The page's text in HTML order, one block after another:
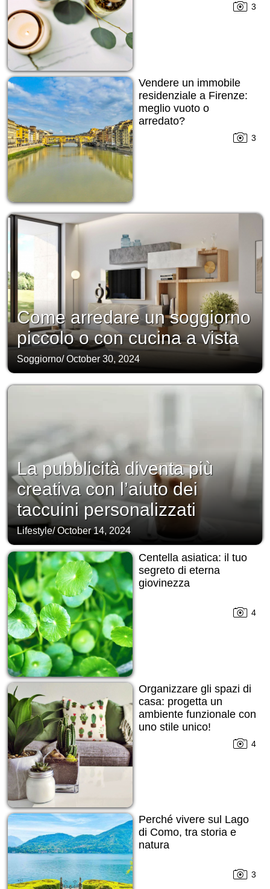
3
Vendere un immobile
residenziale a Firenze:
meglio vuoto o
arredato?
3
Come arredare un soggiorno
piccolo o con cucina a vista
Soggiorno/October 30, 2024
La pubblicità diventa più
creativa con l’aiuto dei
taccuini personalizzati
Lifestyle/October 14, 2024
Centella asiatica: il tuo
segreto di eterna
giovinezza
4
Organizzare gli spazi di
casa: progetta un
ambiente funzionale con
uno stile unico!
4
Perché vivere sul Lago
di Como, tra storia e
natura
3